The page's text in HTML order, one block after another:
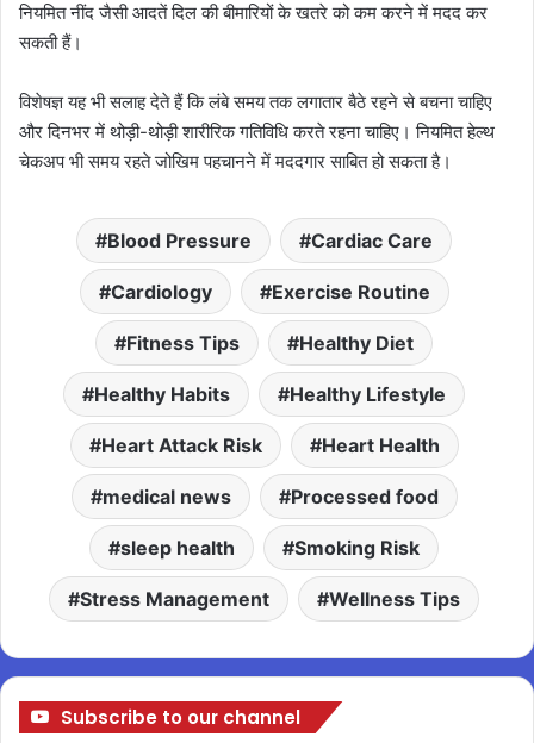
नियमित नींद जैसी आदतें दिल की बीमारियों के खतरे को कम करने में मदद कर
सकती हैं।
विशेषज्ञ यह भी सलाह देते हैं कि लंबे समय तक लगातार बैठे रहने से बचना चाहिए
और दिनभर में थोड़ी-थोड़ी शारीरिक गतिविधि करते रहना चाहिए। नियमित हेल्थ
चेकअप भी समय रहते जोखिम पहचानने में मददगार साबित हो सकता है।
Blood Pressure Cardiac Care
Cardiology Exercise Routine
Fitness Tips Healthy Diet
Healthy Habits Healthy Lifestyle
Heart Attack Risk Heart Health
medical news Processed food
sleep health Smoking Risk
Stress Management Wellness Tips
Subscribe to our channel